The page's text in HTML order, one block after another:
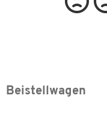
Beistellwagen